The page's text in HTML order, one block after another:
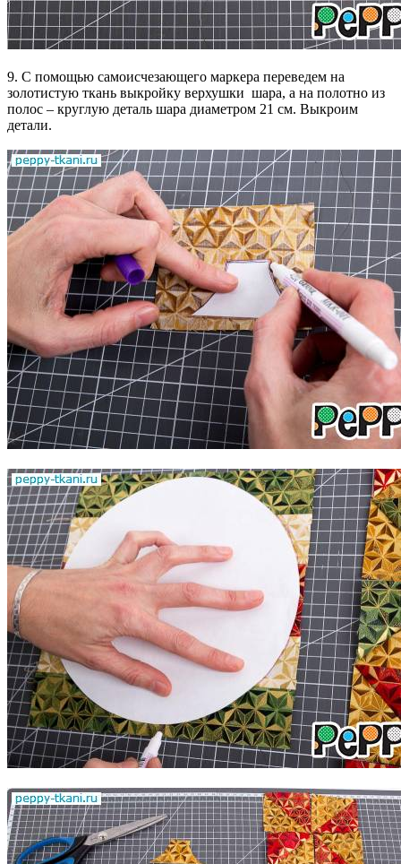
9. С помощью самоисчезающего маркера переведем на
золотистую ткань выкройку верхушки шара, а на полотно из
полос – круглую деталь шара диаметром 21 см. Выкроим
детали.